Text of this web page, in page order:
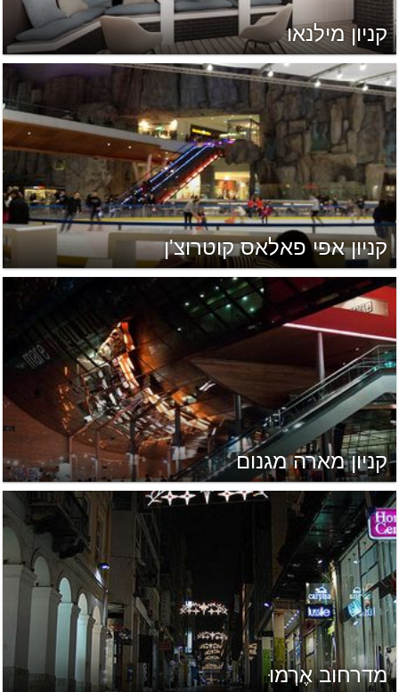
קניון מילנאו
קניון אפי פאלאס קוטרוצ'ן
קניון מארה מגנום
מדרחוב אֶרְמוּ